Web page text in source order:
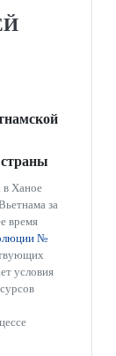
страны
в Ханое
за
время
№
условия